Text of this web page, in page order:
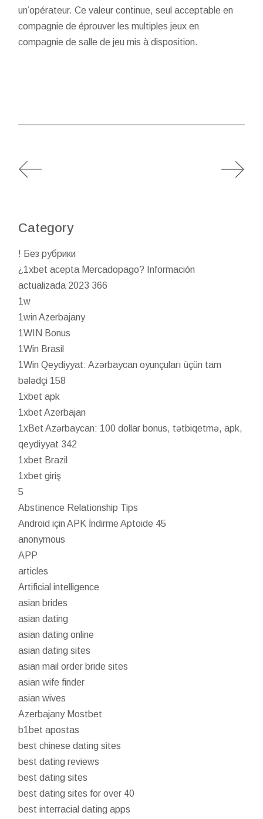
un’opérateur. Ce valeur continue, seul acceptable en
compagnie de éprouver les multiples jeux en
compagnie de salle de jeu mis à disposition.
Category
! Без рубрики
¿1xbet acepta Mercadopago? Información
actualizada 2023 366
1w
1win Azerbajany
1WIN Bonus
1Win Brasil
1Win Qeydiyyat: Azərbaycan oyunçuları üçün tam
bələdçi 158
1xbet apk
1xbet Azerbajan
1xBet Azərbaycan: 100 dollar bonus, tətbiqetmə, apk,
qeydiyyat 342
1xbet Brazil
1xbet giriş
5
Abstinence Relationship Tips
Android için APK İndirme Aptoide 45
anonymous
APP
articles
Artificial intelligence
asian brides
asian dating
asian dating online
asian dating sites
asian mail order bride sites
asian wife finder
asian wives
Azerbajany Mostbet
b1bet apostas
best chinese dating sites
best dating reviews
best dating sites
best dating sites for over 40
best interracial dating apps